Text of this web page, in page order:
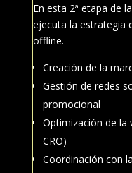
En esta 2ª etapa de
ejecuta la estrategia
offline.
Creación de la
Gestión de redes
promocional
Optimización de la
CRO)
Coordinación con